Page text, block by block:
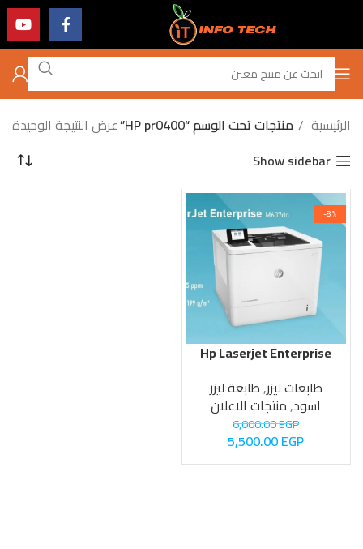
الرئيسية منتجات تحت الوسم “HP pr0400”
عرض النتيجة الوحيدة
Show sidebar
-8%
Hp Laserjet Enterprise
طابعات ليزر,طابعة ليزر
اسود,منتجات الاعلان
6,000.00EGP
5,500.00EGP